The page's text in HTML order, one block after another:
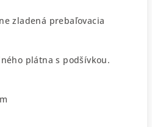
zladená prebaľovacia
plátna s podšívkou.